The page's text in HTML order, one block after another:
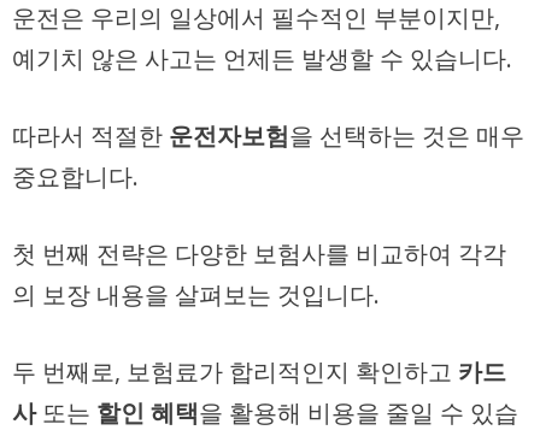
운전은 우리의 일상에서 필수적인 부분이지만,
예기치 않은 사고는 언제든 발생할 수 있습니다.
따라서 적절한 운전자보험을 선택하는 것은 매우
중요합니다.
첫 번째 전략은 다양한 보험사를 비교하여 각각
의 보장 내용을 살펴보는 것입니다.
두 번째로, 보험료가 합리적인지 확인하고 카드
사또는 할인 혜택을 활용해 비용을 줄일 수 있습